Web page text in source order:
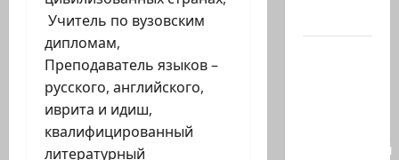
Учитель по вузовским
дипломам,
Преподаватель языков –
русского, английского,
иврита и идиш,
квалифицированный
литературный
Ближний